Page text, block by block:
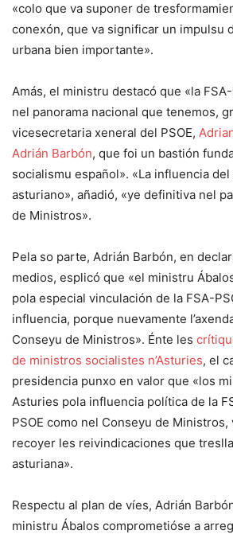
«colo que va suponer de
conexón, que va significar un impulsu
urbana bien importante».
Amás, el ministru destacó que «la
nel panorama nacional que tenemos,
vicesecretaria xeneral del PSOE,
Adrián Barbón, que foi un bastión
socialismu español». «La influencia
asturiano», añadió, «ye definitiva nel
de Ministros».
Pela so parte, Adrián Barbón, en
medios, esplicó que «el ministru
pola especial vinculación de la FSA-
influencia, porque nuevamente
Conseyu de Ministros». Énte les
de ministros socialistes n’Asturies, el
presidencia punxo en valor que «los
Asturies pola influencia política de la
PSOE como nel Conseyu de
recoyer les reivindicaciones que
asturiana».
Respectu al plan de víes, Adrián
ministru Ábalos comprometióse a